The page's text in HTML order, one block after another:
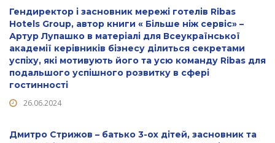
Гендиректор і засновник мережі готелів Ribas
Hotels Group, автор книги « Більше ніж сервіс» –
Артур Лупашко в матеріалі для Всеукраїнської
академії керівників бізнесу ділиться секретами
успіху, які мотивують його та усю команду Ribas для
подальшого успішного розвитку в сфері
гостинності
26.06.2024
Дмитро Стрижов – батько 3-ох дітей, засновник та